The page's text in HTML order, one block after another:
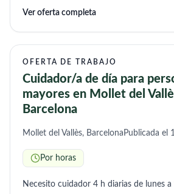
Ver oferta completa
OFERTA DE TRABAJO
Cuidador/a de día para
mayores en Mollet del
Barcelona
Mollet del Vallès, Barcelona Publicada el
Por horas
Necesito cuidador 4 h diarias de lunes a